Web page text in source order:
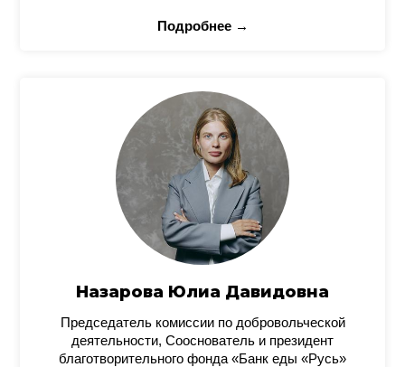
Подробнее →
Назарова Юлиа Давидовна
Председатель комиссии по добровольческой
деятельности, Сооснователь и президент
благотворительного фонда «Банк еды «Русь»